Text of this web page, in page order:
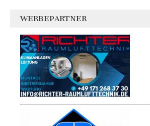
WERBEPARTNER